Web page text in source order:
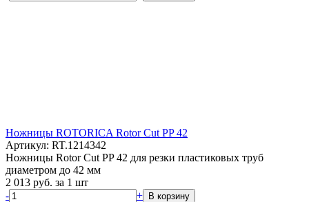
Ножницы ROTORICA Rotor Cut PP 42
Артикул: RT.1214342
Ножницы Rotor Cut PP 42 для резки пластиковых труб
диаметром до 42 мм
2 013 руб. за 1 шт
-
+ В корзину